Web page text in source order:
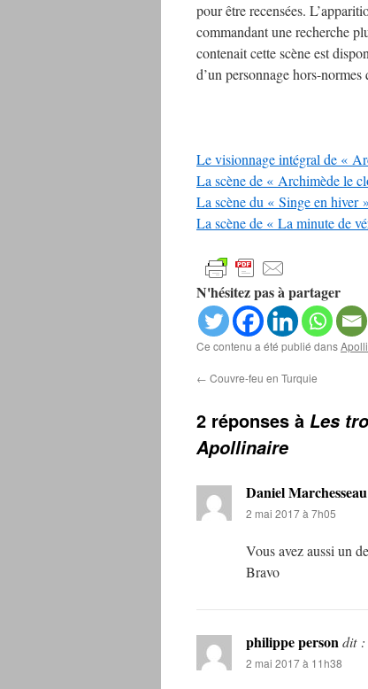
pour être recensées.
commandant une recherche
contenait cette scène est
d’un personnage hors-
Le visionnage intégral de «
La scène de « Archimède le
La scène du « Singe en hiver
La scène de « La minute de
N'hésitez pas à partager
Ce contenu a été publié dans
← Couvre-feu en Turquie
2 réponses à Les
Apollinaire
Daniel Marchesseau
2 mai 2017 à 7h05
Vous avez aussi un
Bravo
philippe persondit :
2 mai 2017 à 11h38